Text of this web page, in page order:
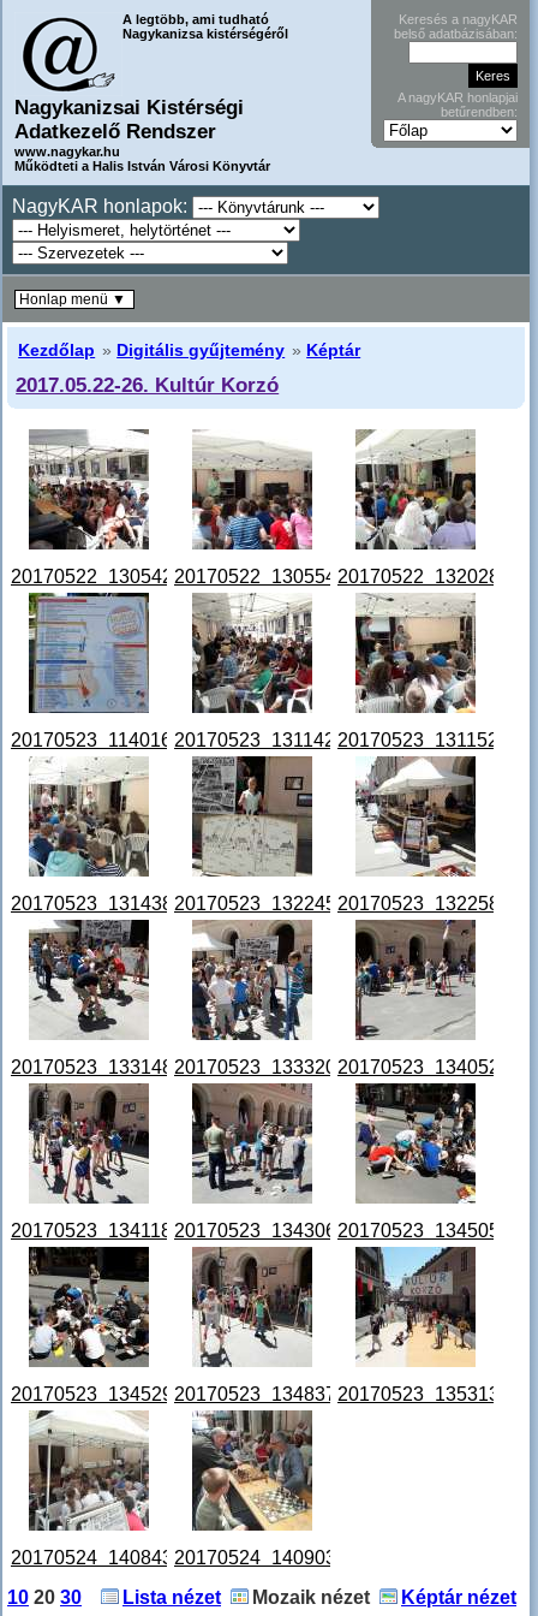
A legtöbb, ami tudható
Nagykanizsa kistérségéről
Nagykanizsai Kistérségi
Adatkezelő Rendszer
www.nagykar.hu
Működteti a Halis István Városi Könyvtár
Keresés a nagyKAR
belső adatbázisában:
A nagyKAR honlapjai
betűrendben:
NagyKAR honlapok:
Kezdőlap » Digitális gyűjtemény » Képtár
2017.05.22-26. Kultúr Korzó
20170522_130542.jpg20170522_130554.jpg20170522_132028.jpg
20170523_114016.jpg20170523_131142.jpg20170523_131152.jpg
20170523_131438.jpg20170523_132245.jpg20170523_132258.jpg
20170523_133148.jpg20170523_133320.jpg20170523_134052.jpg
20170523_134118.jpg20170523_134306.jpg20170523_134505.jpg
20170523_134529.jpg20170523_134837.jpg20170523_135313.jpg
20170524_140843.jpg20170524_140903.jpg
10 20 30 Lista nézet Mozaik nézet Képtár nézet
Honlap menü ▼